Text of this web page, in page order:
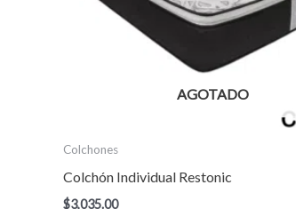
AGOTADO
Colchones
Colchón Individual Restonic
$3,035.00